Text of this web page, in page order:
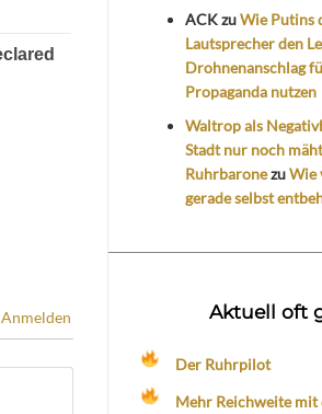
Anmelden
ACKzuWie Putins
Lautsprecher den
Drohnenanschlag
Propaganda nutzen
Waltrop als
Stadt nur noch
RuhrbaronezuWie
gerade selbst
Aktuell oft
Der Ruhrpilot
Mehr Reichweite mit